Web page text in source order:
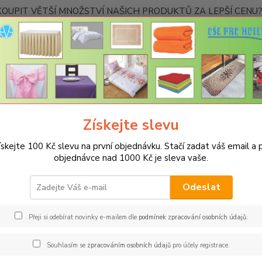
VĚTŠÍ MNOŽSTVÍ NAŠICH PRODUKTŮ ZA LEPŠÍ
Kontakty
Hledat
Podsedáky na židle Prošívaný sedák Bamberk –
sedák Bamberk –
Získejte slevu
100 Kč slevu na první objednávku. Stačí zadat váš email a
objednávce nad 1000 Kč je sleva vaše.
Odeslat
Přeji si odebírat novinky e-mailem dle podmínek zpracování osobních údajů.
Souhlasím se zpracováním osobních údajůpro účely registrace.